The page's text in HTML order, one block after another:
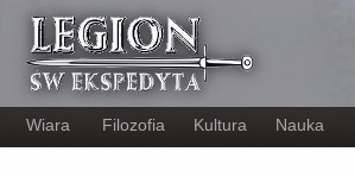
Wiara Filozofia Kultura Nauka